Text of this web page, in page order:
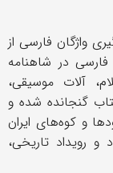
واژگان فارسی از
در شاهنامه
آلات موسیقی،
گنجانده شده و
و کوه‌های ایران
و رویداد تاریخی،